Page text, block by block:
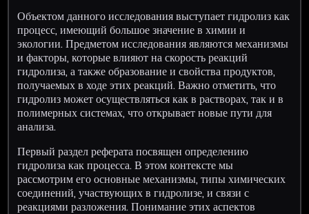
Объектом данного исследования выступает гидролиз как
процесс, имеющий большое значение в химии и
экологии. Предметом исследования являются механизмы
и факторы, которые влияют на скорость реакций
гидролиза, а также образование и свойства продуктов,
получаемых в ходе этих реакций. Важно отметить, что
гидролиз может осуществляться как в растворах, так и в
полимерных системах, что открывает новые пути для
анализа.
Первый раздел реферата посвящен определению
гидролиза как процесса. В этом контексте мы
рассмотрим его основные механизмы, типы химических
соединений, участвующих в гидролизе, и связи с
реакциями разложения. Понимание этих аспектов